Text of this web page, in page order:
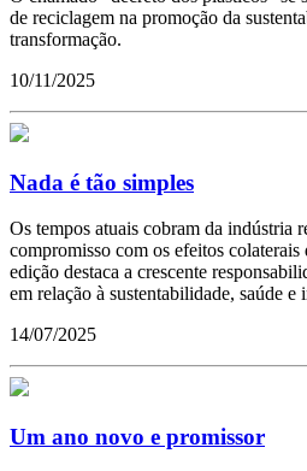
de reciclagem na promoção da
transformação.
10/11/2025
Nada é tão simples
Os tempos atuais cobram da indústria
compromisso com os efeitos colaterais
edição destaca a crescente
em relação à sustentabilidade, saúde e
14/07/2025
Um ano novo e promissor